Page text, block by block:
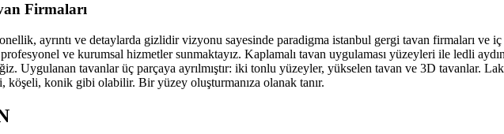
Firmaları
ayrıntı ve detaylarda gizlidir vizyonu sayesinde paradigma istanbul gergi tavan firmaları ve
ve kurumsal hizmetler sunmaktayız. Kaplamalı tavan uygulaması yüzeyleri ile ledli
Uygulanan tavanlar üç parçaya ayrılmıştır: iki tonlu yüzeyler, yükselen tavan ve 3D tavanlar.
köşeli, konik gibi olabilir. Bir yüzey oluşturmanıza olanak tanır.